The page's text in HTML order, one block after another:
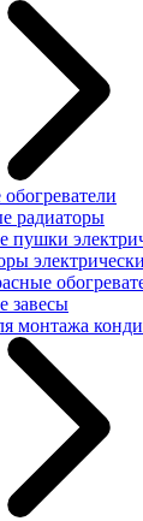
радиаторы
пушки
завесы
монтажа